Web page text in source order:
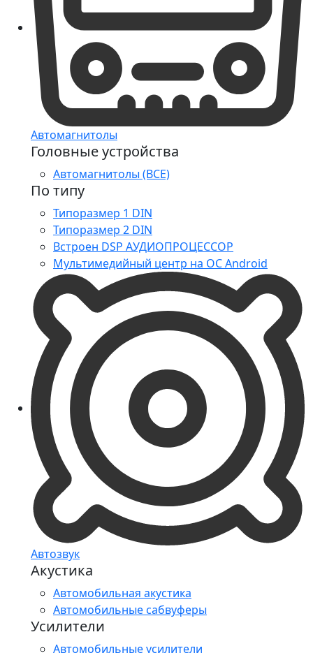
Автомагнитолы
Головные устройства
Автомагнитолы (ВСЕ)
По типу
Типоразмер 1 DIN
Типоразмер 2 DIN
Встроен DSP АУДИОПРОЦЕССОР
Мультимедийный центр на ОС Android
Автозвук
Акустика
Автомобильная акустика
Автомобильные сабвуферы
Усилители
Автомобильные усилители